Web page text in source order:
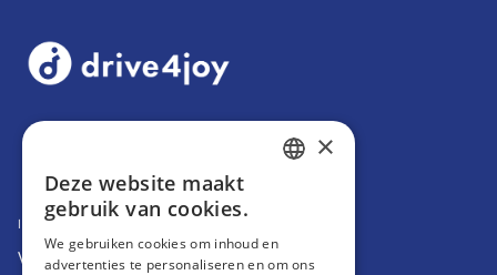
Footer
Home
INFORMATIE
Veelgestelde vragen
×
Deze website maakt
gebruik van cookies.
We gebruiken cookies om inhoud en
advertenties te personaliseren en om ons